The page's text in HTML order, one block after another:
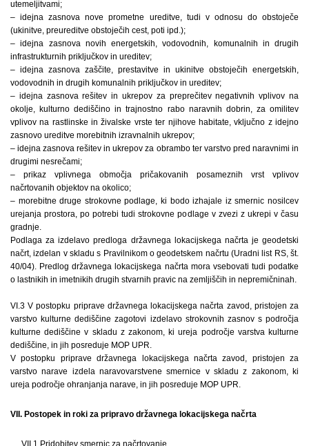
utemeljitvami;
– idejna zasnova nove prometne ureditve, tudi v odnosu do obstoječe
(ukinitve, preureditve obstoječih cest, poti ipd.);
– idejna zasnova novih energetskih, vodovodnih, komunalnih in drugih
infrastrukturnih priključkov in ureditev;
– idejna zasnova zaščite, prestavitve in ukinitve obstoječih energetskih,
vodovodnih in drugih komunalnih priključkov in ureditev;
– idejna zasnova rešitev in ukrepov za preprečitev negativnih vplivov na
okolje, kulturno dediščino in trajnostno rabo naravnih dobrin, za omilitev
vplivov na rastlinske in živalske vrste ter njihove habitate, vključno z idejno
zasnovo ureditve morebitnih izravnalnih ukrepov;
– idejna zasnova rešitev in ukrepov za obrambo ter varstvo pred naravnimi in
drugimi nesrečami;
– prikaz vplivnega območja pričakovanih posameznih vrst vplivov
načrtovanih objektov na okolico;
– morebitne druge strokovne podlage, ki bodo izhajale iz smernic nosilcev
urejanja prostora, po potrebi tudi strokovne podlage v zvezi z ukrepi v času
gradnje.
Podlaga za izdelavo predloga državnega lokacijskega načrta je geodetski
načrt, izdelan v skladu s Pravilnikom o geodetskem načrtu (Uradni list RS, št.
40/04). Predlog državnega lokacijskega načrta mora vsebovati tudi podatke
o lastnikih in imetnikih drugih stvarnih pravic na zemljiščih in nepremičninah.
VI.3 V postopku priprave državnega lokacijskega načrta zavod, pristojen za
varstvo kulturne dediščine zagotovi izdelavo strokovnih zasnov s področja
kulturne dediščine v skladu z zakonom, ki ureja področje varstva kulturne
dediščine, in jih posreduje MOP UPR.
V postopku priprave državnega lokacijskega načrta zavod, pristojen za
varstvo narave izdela naravovarstvene smernice v skladu z zakonom, ki
ureja področje ohranjanja narave, in jih posreduje MOP UPR.
VII. Postopek in roki za pripravo državnega lokacijskega načrta
VII.1 Pridobitev smernic za načrtovanje